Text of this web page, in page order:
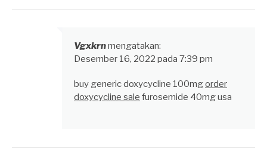
Vgxkrnmengatakan:
Desember 16, 2022 pada 7:39 pm
buy generic doxycycline 100mgorder
doxycycline sale furosemide 40mg usa